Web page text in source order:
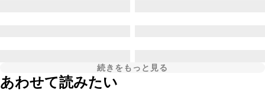
続きをもっと見る
あわせて読みたい